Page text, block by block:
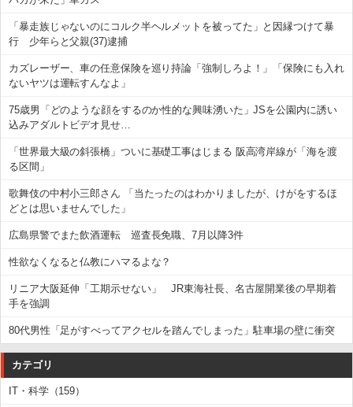
「暴走族じゃないのにコルク半ヘルメットを被ってた」と因縁つけて暴
行 少年らと父親(37)逮捕
カズレーザー、車の任意保険を巡り持論「強制しろよ！」「保険にも入れ
ないヤツは運転すんなよ」
75歳男「どのような顔をするのか性的な興味湧いた」JSを公園内に誘い
込みアダルトビデオ見せ…
「世界最大級の斜張橋」ついに基礎工事はじまる 阪高湾岸線が「海を渡
る区間」
歌舞伎の中村小三郎さん 「当たったのはわかりましたが、けがをするほ
どとは思いませんでした」
広島県警でまた飲酒運転 巡査長免職、7月以降3件
性欲なくなると仏教にハマるよな？
リニア大阪延伸「工期示せない」 JR東海社長、名古屋開業後の早期着
手を強調
80代男性「足がすべってアクセルを踏んでしまった」駐車場の壁に衝突
カテゴリ
IT・科学（159）